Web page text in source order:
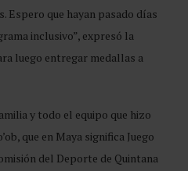
Espero que hayan pasado días
inclusivo”, expresó la
luego entregar medallas a
y todo el equipo que hizo
que en Maya significa Juego
del Deporte de Quintana